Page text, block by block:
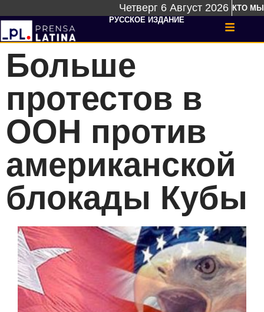
Четверг 6 Август 2026 КТО МЫ
РУССКОЕ ИЗДАНИЕ
Больше
протестов в
ООН против
американской
блокады Кубы